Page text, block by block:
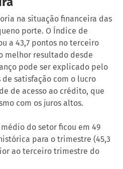
na situação financeira das
porte. O Índice de
a 43,7 pontos no terceiro
melhor resultado desde
pode ser explicado pelo
satisfação com o lucro
de acesso ao crédito, que
com os juros altos.
do setor ficou em 49
para o trimestre (45,3
ao terceiro trimestre do